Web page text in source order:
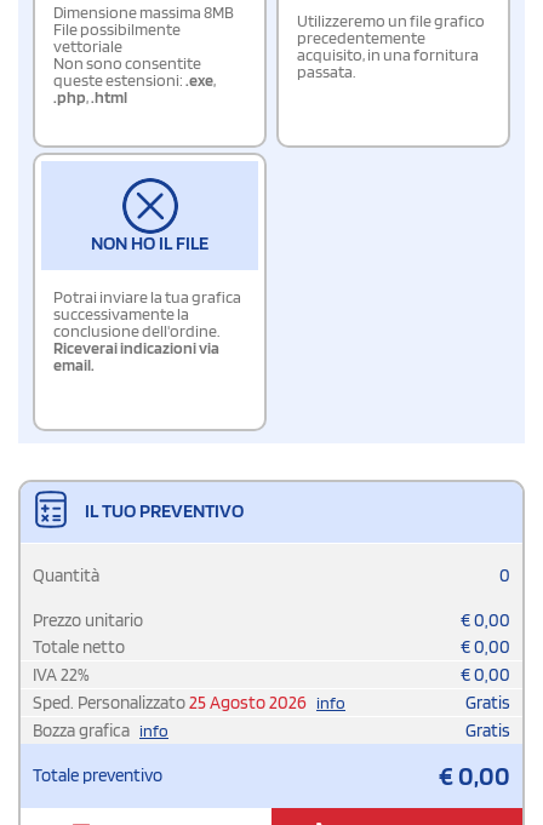
Dimensione massima 8MB
File possibilmente
vettoriale
Non sono consentite
queste estensioni:.exe,
.php,.html
Utilizzeremo un file grafico
precedentemente
acquisito, in una fornitura
passata.
NON HO IL FILE
Potrai inviare la tua grafica
successivamente la
conclusione dell'ordine.
Riceverai indicazioni via
email.
IL TUO PREVENTIVO
Quantità 0
Prezzo unitario €0,00
Totale netto
€0,00
IVA22% €0,00
Sped. Personalizzato25 Agosto 2026 info
Gratis
Bozza grafica info Gratis
Totale preventivo €0,00